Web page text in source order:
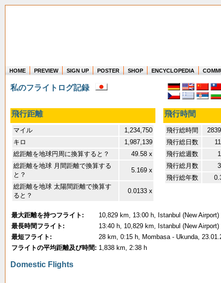
Where in the world have you flown?
How long have you been in the air?
Create your own FlightMemory and see!
HOME PREVIEW SIGN UP POSTER SHOP ENCYCLOPEDIA
私のフライトログ記録
飛行距離 飛行時間
マイル
1,234,750
キロ
1,987,139
総距離を地球円周に換算すると？
49.58 x
総距離を地球 月間距離で換算する
と？
5.169 x
総距離を地球 太陽間距離で換算す
ると？
0.0133 x
飛行総時間
飛行総日数
飛行総週数
飛行総月数
飛行総年数
最大距離を持つフライト:
10,829 km, 13:00 h, Istanbul (New
最長時間フライト:
13:40 h, 10,829 km, Istanbul (New
最短フライト:
28 km, 0:15 h, Mombasa - Ukunda,
フライトの平均距離及び時間: 1,838 km, 2:38 h
Domestic Flights